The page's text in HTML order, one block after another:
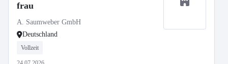
frau
A. Saumweber GmbH
Deutschland
Vollzeit